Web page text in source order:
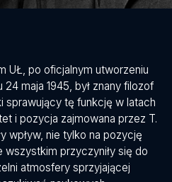
UŁ, po oficjalnym utworzeniu
maja 1945, był znany filozof
sprawujący tę funkcję w latach
i pozycja zajmowana przez T.
wpływ, nie tylko na pozycję
przyczyniły się do
atmosfery sprzyjającej